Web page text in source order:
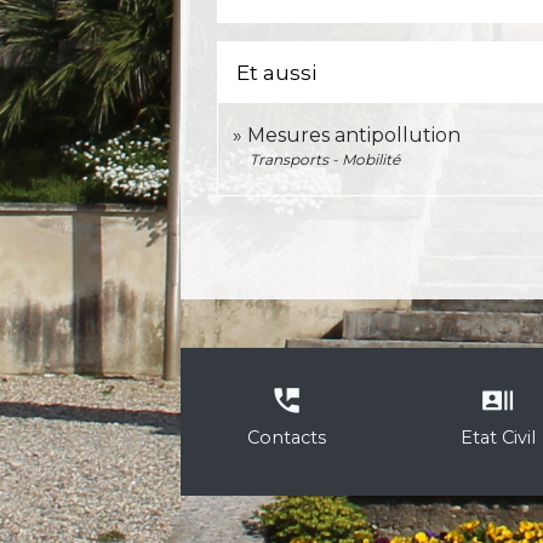
Et aussi
Mesures antipollution
Transports - Mobilité
perm_phone_msg
Contacts
recent_actors
Etat Civil